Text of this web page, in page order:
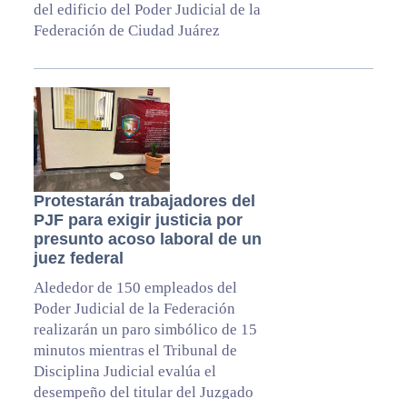
del edificio del Poder Judicial de la
Federación de Ciudad Juárez
Protestarán trabajadores del
PJF para exigir justicia por
presunto acoso laboral de un
juez federal
Alededor de 150 empleados del
Poder Judicial de la Federación
realizarán un paro simbólico de 15
minutos mientras el Tribunal de
Disciplina Judicial evalúa el
desempeño del titular del Juzgado